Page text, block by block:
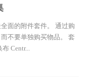
面的附件套件。 通过购
不要单独购买物品。 套
Centr...